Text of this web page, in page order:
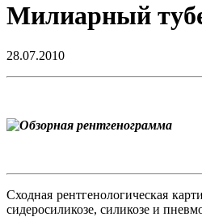
Милиарный
28.07.2010
Сходная рентгенологическая
сидеросиликозе, силикозе и